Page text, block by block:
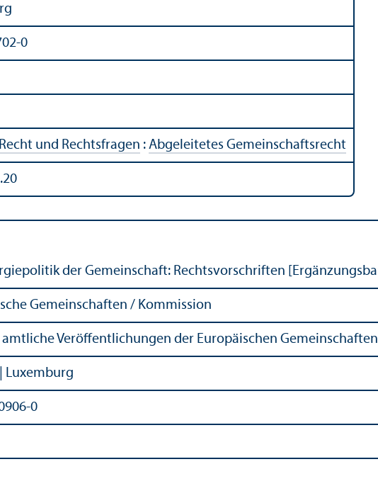
0
Recht und Rechts­fragen : Abgeleitetes Gemeinschafts­recht
der Gemeinschaft: Rechts­vorschriften
Gemeinschaften / Kommission
Veröffentlichungen der Europäischen Gemeinschaften
Luxemburg
0